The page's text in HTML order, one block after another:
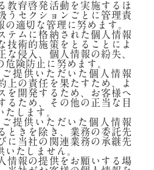
教育啓発活動を実施するほ
うセクションごとに管理責
適切な管理に努めます。
テムに格納された個人情報
技術的施策をとることによ
な侵入、個人情報の紛失、
険防止に努めます。
提供いただいた個人情報
上の責任を果たすため、よ
を開発するため、お客様へ
るため、その他の正当な目
します。
提供いただいた個人情報
ときを除き、業務の委託先
に当社の関連業務の承継先
たしません。
情報の提供をお願いする場